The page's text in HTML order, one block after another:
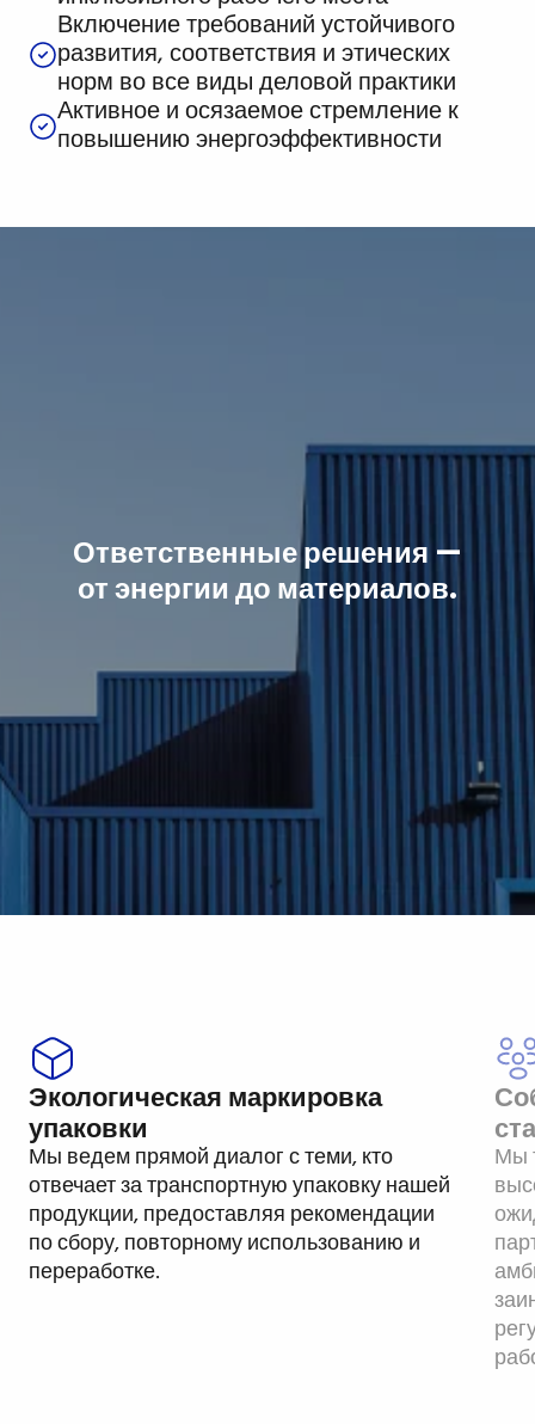
Включение требований устойчивого
развития, соответствия и этических
норм во все виды деловой практики
Активное и осязаемое стремление к
повышению энергоэффективности
Ответственные решения —
от энергии до материалов.
Экологическая маркировка
упаковки
Мы ведем прямой диалог с теми, кто
отвечает за транспортную упаковку нашей
продукции, предоставляя рекомендации
по сбору, повторному использованию и
переработке.
Мы